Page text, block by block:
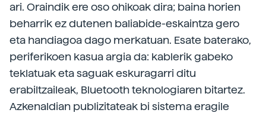
ari. Oraindik ere oso ohikoak dira; baina horien
beharrik ez dutenen baliabide-eskaintza gero
eta handiagoa dago merkatuan. Esate baterako,
periferikoen kasua argia da: kablerik gabeko
teklatuak eta saguak eskuragarri ditu
erabiltzaileak, Bluetooth teknologiaren bitartez.
Azkenaldian publizitateak bi sistema eragile